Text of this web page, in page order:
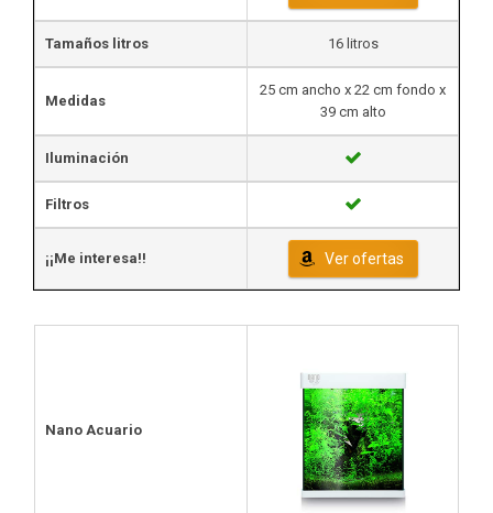
Tamaños litros 16 litros
Medidas
25 cm ancho x 22 cm fondo x
39 cm alto
Iluminación
Filtros
¡¡Me interesa!! Ver ofertas
Nano Acuario